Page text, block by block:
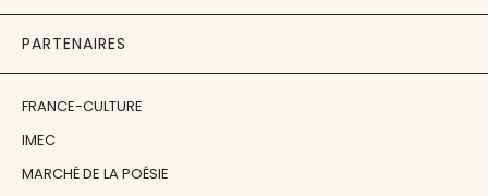
PARTENAIRES
FRANCE-CULTURE
IMEC
MARCHÉ DE LA POÉSIE